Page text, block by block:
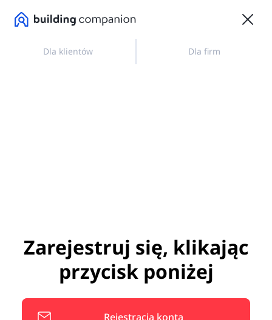
Dla klientów Dla firm
Zarejestruj się, klikając
przycisk poniżej
Rejestracja konta